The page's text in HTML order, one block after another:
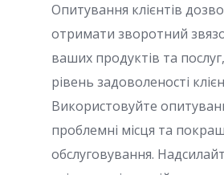
Опитування клієнтів
отримати зворотний
ваших продуктів та
рівень задоволеності
Використовуйте
проблемні місця та
обслуговування.